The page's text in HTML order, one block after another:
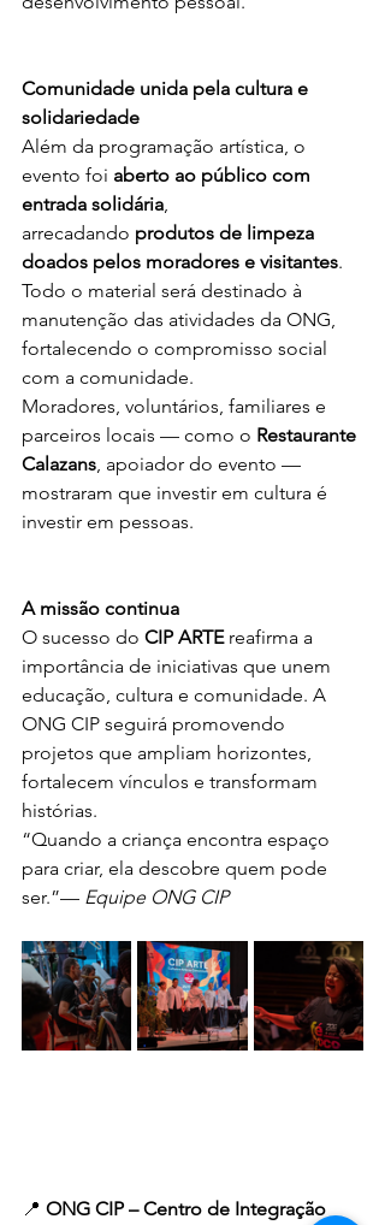
Comunidade unida pela cultura e
solidariedade
Além da programação artística, o
evento foi aberto ao público com
entrada solidária,
arrecadando produtos de limpeza
doados pelos moradores e visitantes.
Todo o material será destinado à
manutenção das atividades da ONG,
fortalecendo o compromisso social
com a comunidade.
Moradores, voluntários, familiares e
parceiros locais — como o Restaurante
Calazans, apoiador do evento —
mostraram que investir em cultura é
investir em pessoas.
A missão continua
O sucesso do CIP ARTE reafirma a
importância de iniciativas que unem
educação, cultura e comunidade. A
ONG CIP seguirá promovendo
projetos que ampliam horizontes,
fortalecem vínculos e transformam
histórias.
“Quando a criança encontra espaço
para criar, ela descobre quem pode
ser.”— Equipe ONG CIP
📍 ONG CIP – Centro de Integração